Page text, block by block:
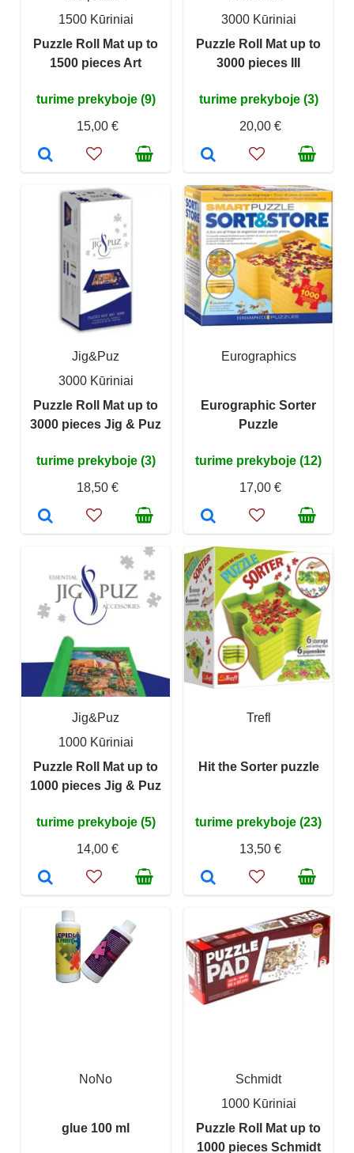
1500 Kūriniai
Puzzle Roll Mat up to
1500 pieces Art
turime prekyboje (9)
15,00 €
3000 Kūriniai
Puzzle Roll Mat up to
3000 pieces III
turime prekyboje (3)
20,00 €
Jig&Puz
3000 Kūriniai
Puzzle Roll Mat up to
3000 pieces Jig & Puz
turime prekyboje (3)
18,50 €
Eurographics
Eurographic Sorter
Puzzle
turime prekyboje (12)
17,00 €
Jig&Puz
1000 Kūriniai
Puzzle Roll Mat up to
1000 pieces Jig & Puz
turime prekyboje (5)
14,00 €
Trefl
Hit the Sorter puzzle
turime prekyboje (23)
13,50 €
NoNo
glue 100 ml
Schmidt
1000 Kūriniai
Puzzle Roll Mat up to
1000 pieces Schmidt